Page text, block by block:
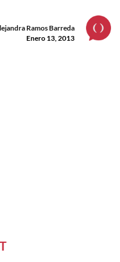
Ramos Barreda
Enero 13, 2013